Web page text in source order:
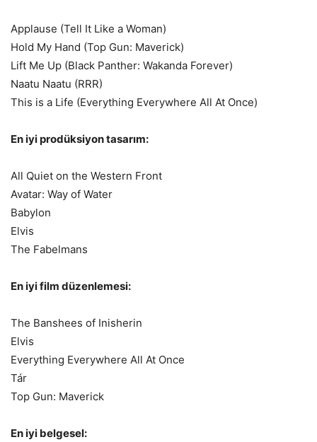
Applause (Tell It Like a Woman)
Hold My Hand (Top Gun: Maverick)
Lift Me Up (Black Panther: Wakanda Forever)
Naatu Naatu (RRR)
This is a Life (Everything Everywhere All At Once)
En iyi prodüksiyon tasarım:
All Quiet on the Western Front
Avatar: Way of Water
Babylon
Elvis
The Fabelmans
En iyi film düzenlemesi:
The Banshees of Inisherin
Elvis
Everything Everywhere All At Once
Tár
Top Gun: Maverick
En iyi belgesel: